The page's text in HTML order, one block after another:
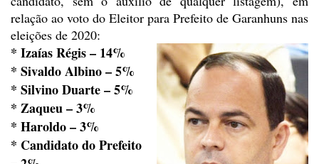
relação ao voto do Eleitor para Prefeito de Garanhuns nas
eleições de 2020:
* Izaías Régis – 14%
* Sivaldo Albino – 5%
* Silvino Duarte – 5%
* Zaqueu – 3%
* Haroldo – 3%
* Candidato do Prefeito